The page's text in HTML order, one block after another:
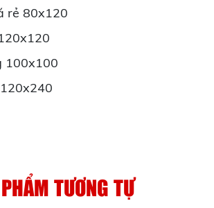
rẻ 80x120
100x100
TƯƠNG TỰ